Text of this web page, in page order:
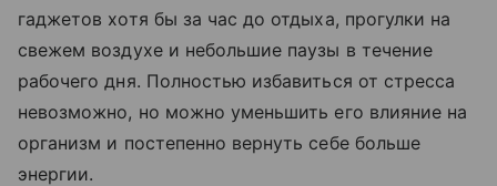
гаджетов хотя бы за час до отдыха, прогулки на
свежем воздухе и небольшие паузы в течение
рабочего дня. Полностью избавиться от стресса
невозможно, но можно уменьшить его влияние на
организм и постепенно вернуть себе больше
энергии.